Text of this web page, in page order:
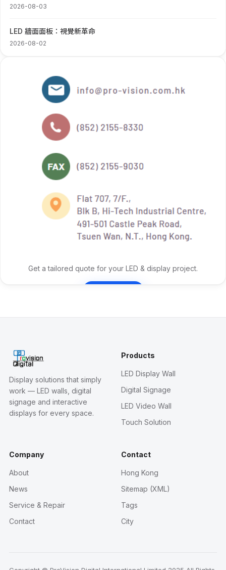
2026-08-03
LED 牆面面板：視覺新革命
2026-08-02
Get a tailored quote for your LED & display project.
Display solutions that simply
work — LED walls, digital
signage and interactive
displays for every space.
Products
LED Display Wall
Digital Signage
LED Video Wall
Touch Solution
Company
About
News
Service & Repair
Contact
Contact
Hong Kong
Sitemap (XML)
Tags
City